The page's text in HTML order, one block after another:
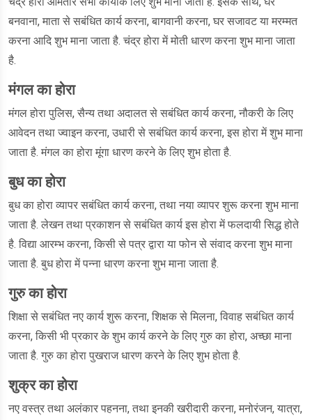
बनवाना, माता से सबंधित कार्य करना, बागवानी करना, घर सजावट या मरम्मत
करना आदि शुभ माना जाता है. चंद्र होरा में मोती धारण करना शुभ माना जाता
है.
मंगल का होरा
मंगल होरा पुलिस, सैन्य तथा अदालत से सबंधित कार्य करना, नौकरी के लिए
आवेदन तथा ज्वाइन करना, उधारी से सबंधित कार्य करना, इस होरा में शुभ माना
जाता है. मंगल का होरा मूंगा धारण करने के लिए शुभ होता है.
बुध का होरा
बुध का होरा व्यापर सबंधित कार्य करना, तथा नया व्यापर शुरू करना शुभ माना
जाता है. लेखन तथा प्रकाशन से सबंधित कार्य इस होरा में फलदायी सिद्ध होते
है. विद्या आरम्भ करना, किसी से पत्र द्वारा या फोन से संवाद करना शुभ माना
जाता है. बुध होरा में पन्ना धारण करना शुभ माना जाता है.
गुरु का होरा
शिक्षा से सबंधित नए कार्य शुरू करना, शिक्षक से मिलना, विवाह सबंधित कार्य
करना, किसी भी प्रकार के शुभ कार्य करने के लिए गुरु का होरा, अच्छा माना
जाता है. गुरु का होरा पुखराज धारण करने के लिए शुभ होता है.
शुक्र का होरा
नए वस्त्र तथा अलंकार पहनना, तथा इनकी खरीदारी करना, मनोरंजन, यात्रा,